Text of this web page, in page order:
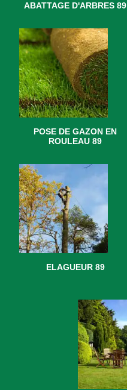
ABATTAGE D'ARBRES 89
POSE DE GAZON EN
ROULEAU 89
ELAGUEUR 89